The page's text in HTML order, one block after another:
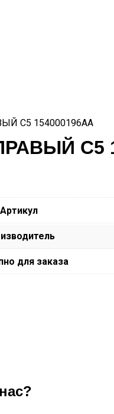
C5 154000196AA
C5
Артикул
для заказа